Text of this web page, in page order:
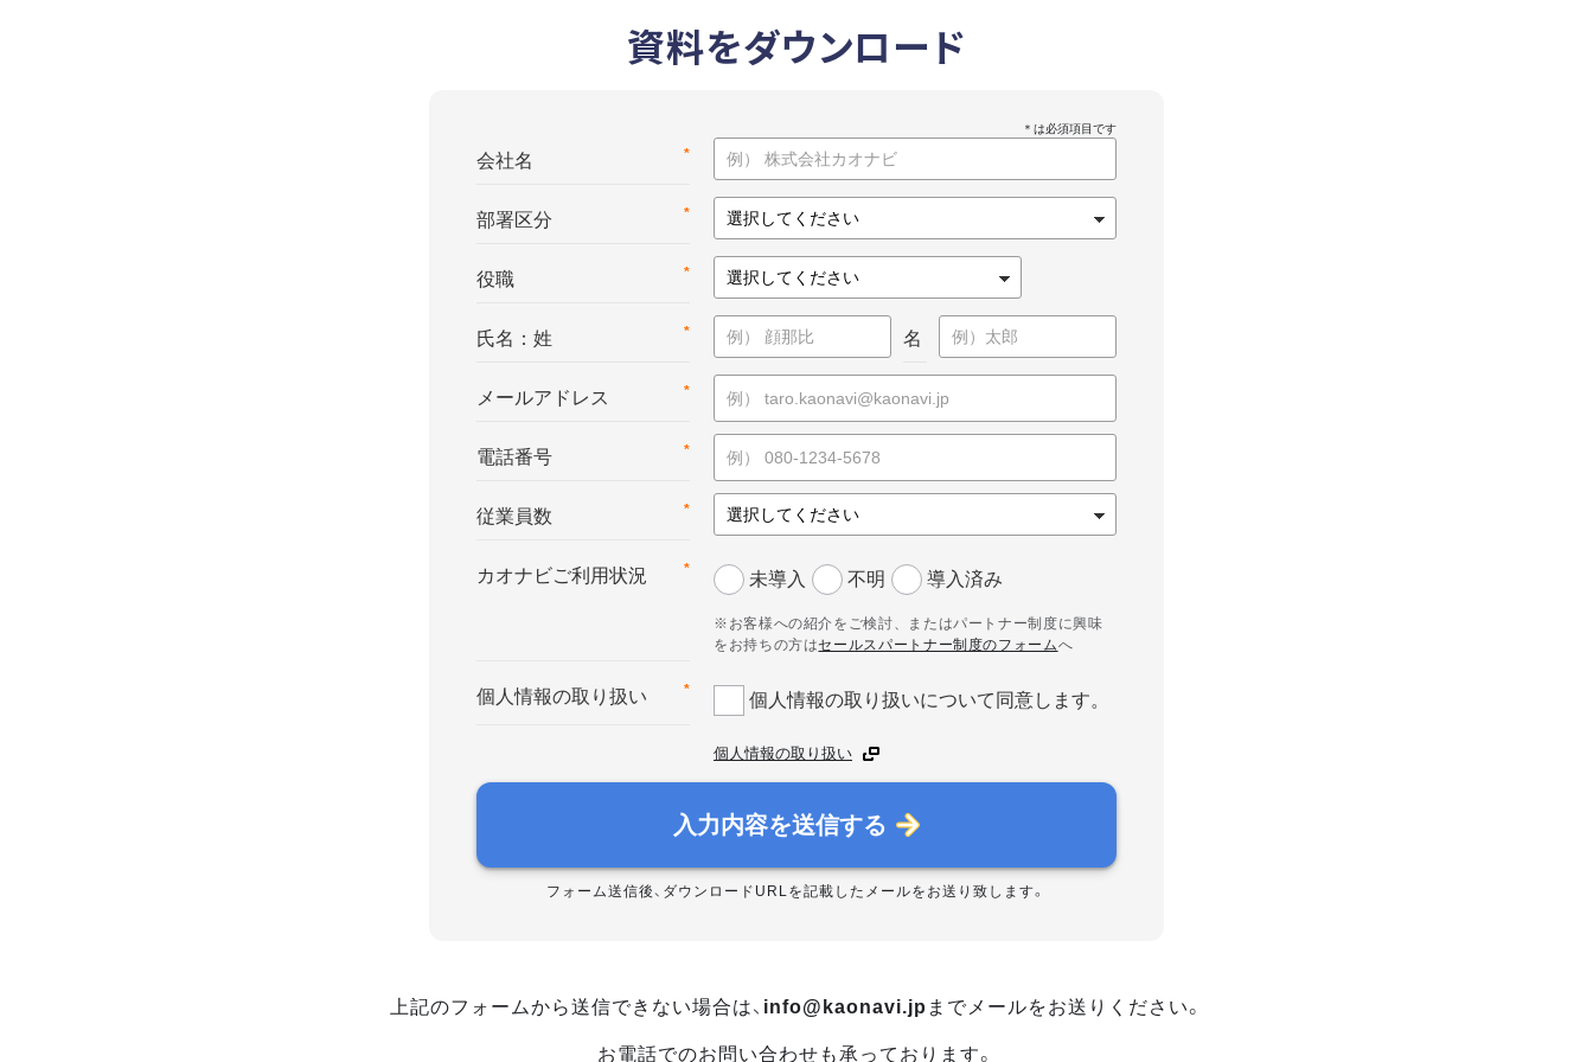
資料をダウンロード
*
会社名
*
部署区分
*
役職
*
氏名：姓 名
*
メールアドレス
*
電話番号
*
従業員数
*
カオナビご利用状況 未導入 不明 導入済み
※お客様への紹介をご検討、またはパートナー制度に興味
をお持ちの方はセールスパートナー制度のフォームへ
*
個人情報の取り扱い 個人情報の取り扱いについて同意します。
個人情報の取り扱い
入力内容を送信する
フォーム送信後、ダウンロードURLを記載したメールをお送り致します。
上記のフォームから送信できない場合は、 info@kaonavi.jp までメールをお送りください。
お電話でのお問い合わせも承っております。